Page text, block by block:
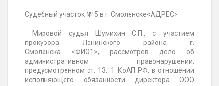
Судебный участок № 5 в г. Смоленске<АДРЕС>
Мировой судья Шумихин С.П., с участием
прокурора Ленинского района г.
Смоленска <ФИО1>, рассмотрев дело об
административном правонарушении,
предусмотренном ст. 13.11 КоАП РФ, в отношении
исполняющего обязанности директора ООО